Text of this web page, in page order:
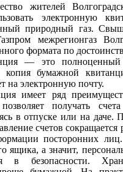
жителей
электронную
природный газ.
межрегионгаз
формата по
— это
копия бумажной
на электронную почту.
имеет ряд
получать
в отпуске или на даче.
счетов сокращается
посторонних
ящика, а значит,
в безопасности.